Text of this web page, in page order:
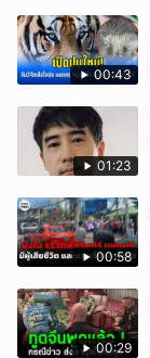
00:43
01:23
00:58
00:29